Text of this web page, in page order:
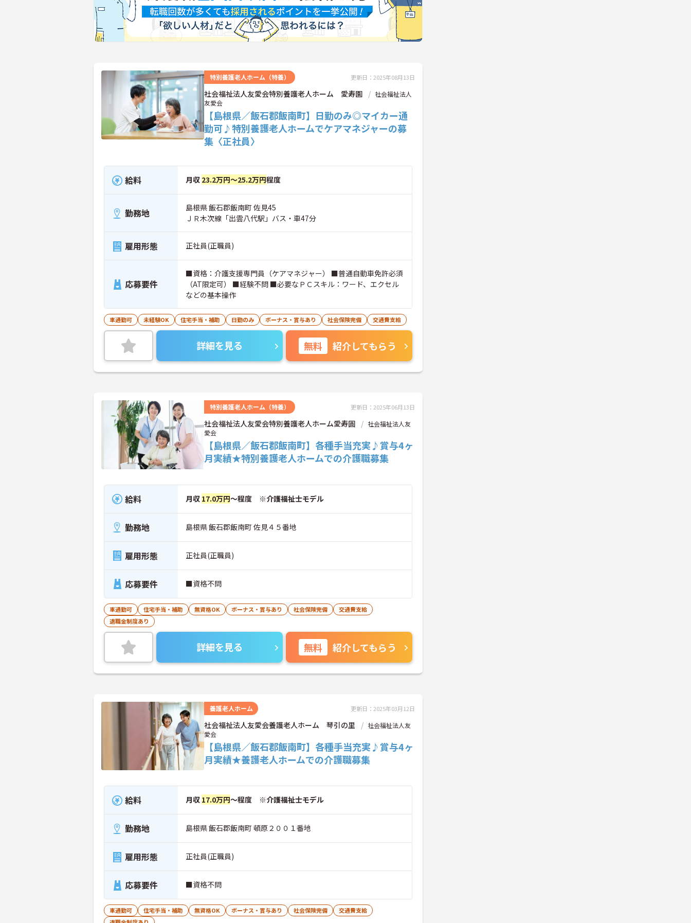
特別養護老人ホーム（特養） 更新日：2025年08月13日
社会福祉法人友愛会特別養護老人ホーム 愛寿園
社会福祉法人
友愛会
【島根県／飯石郡飯南町】日勤のみ◎マイカー通
勤可♪特別養護老人ホームでケアマネジャーの募
集〈正社員〉
給料 月収 23.2万円～25.2万円程度
勤務地
島根県 飯石郡飯南町 佐見45
ＪＲ木次線「出雲八代駅」バス・車47分
雇用形態 正社員(正職員)
応募要件
■資格：介護支援専門員（ケアマネジャー） ■普通自動車免許必須
（AT限定可） ■経験不問 ■必要なＰＣスキル：ワード、エクセル
などの基本操作
車通勤可 未経験OK 住宅手当・補助 日勤のみ ボーナス・賞与あり 社会保険完備 交通費支給
詳細を見る 無料 紹介してもらう
特別養護老人ホーム（特養） 更新日：2025年06月13日
社会福祉法人友愛会特別養護老人ホーム愛寿圓
社会福祉法人友
愛会
【島根県／飯石郡飯南町】各種手当充実♪賞与4ヶ
月実績★特別養護老人ホームでの介護職募集
給料 月収 17.0万円～程度 ※介護福祉士モデル
勤務地 島根県 飯石郡飯南町 佐見４５番地
雇用形態 正社員(正職員)
応募要件 ■資格不問
車通勤可 住宅手当・補助 無資格OK ボーナス・賞与あり 社会保険完備
交通費支給
退職金制度あり
詳細を見る 無料 紹介してもらう
養護老人ホーム 更新日：2025年03月12日
社会福祉法人友愛会養護老人ホーム 琴引の里
社会福祉法人友
愛会
【島根県／飯石郡飯南町】各種手当充実♪賞与4ヶ
月実績★養護老人ホームでの介護職募集
給料 月収 17.0万円～程度 ※介護福祉士モデル
勤務地 島根県 飯石郡飯南町 頓原２００１番地
雇用形態 正社員(正職員)
応募要件 ■資格不問
車通勤可 住宅手当・補助 無資格OK ボーナス・賞与あり 社会保険完備
交通費支給